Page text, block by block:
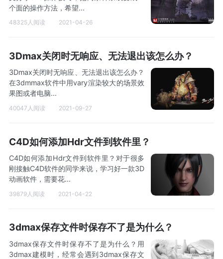
个面的操作方法，希望...
48325人阅读 2021-04-26
3Dmax关闭时无响应、无法退出该怎么办？
3Dmax关闭时无响应、无法退出该怎么办？
在3dmmax软件中用vary渲染较大的场景效
果图或者电脑...
40047人阅读 2021-09-27
C4D如何添加Hdr文件到软件里？
C4D如何添加Hdr文件到软件里？对于很多
刚接触C4D软件的同学来说，学习好一款3D
动画软件，需要花...
39879人阅读 2021-04-22
3dmax保存文件时保存不了是为什么？
3dmax保存文件时保存不了是为什么？用
3dmax建模时，经常会遇到3dmax保存文